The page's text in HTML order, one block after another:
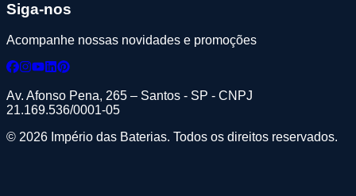
Siga-nos
Acompanhe nossas novidades e promoções
Av. Afonso Pena, 265 – Santos - SP - CNPJ
21.169.536/0001-05
© 2026 Império das Baterias. Todos os direitos reservados.